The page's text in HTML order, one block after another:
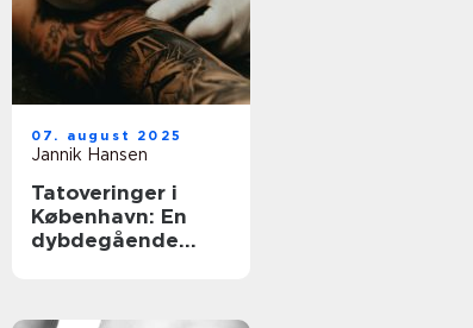
07. august 2025
Jannik Hansen
Tatoveringer i
København: En
dybdegående